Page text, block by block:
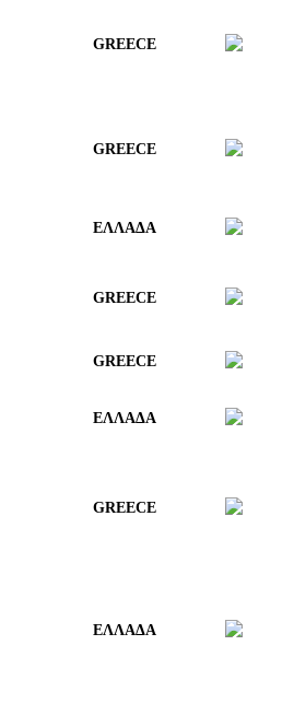
GREECE
GREECE
ΕΛΛΑΔΑ
GREECE
GREECE
ΕΛΛΑΔΑ
GREECE
ΕΛΛΑΔΑ